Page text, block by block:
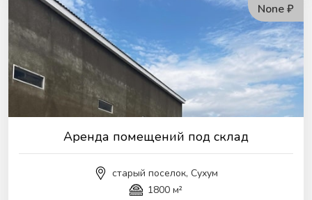
None ₽
Аренда помещений под склад
старый поселок, Сухум
1800 м²